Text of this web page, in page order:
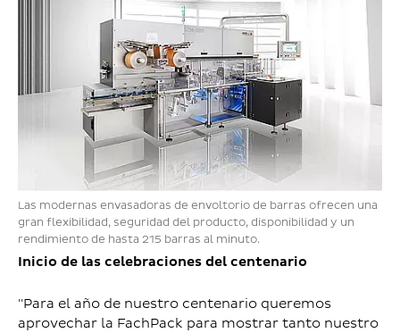
Las modernas envasadoras de envoltorio de barras ofrecen una
gran flexibilidad, seguridad del producto, disponibilidad y un
rendimiento de hasta 215 barras al minuto.
Inicio de las celebraciones del centenario
"Para el año de nuestro centenario queremos
aprovechar la FachPack para mostrar tanto nuestro